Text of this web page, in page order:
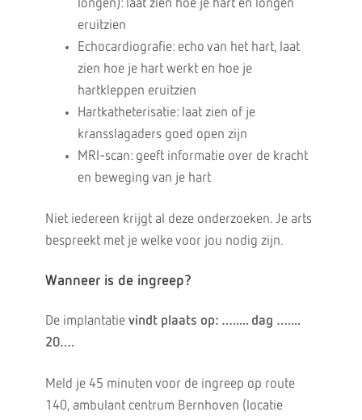
longen): laat zien hoe je hart en longen
eruitzien
Echocardiografie: echo van het hart, laat
zien hoe je hart werkt en hoe je
hartkleppen eruitzien
Hartkatheterisatie: laat zien of je
kransslagaders goed open zijn
MRI-scan: geeft informatie over de kracht
en beweging van je hart
Niet iedereen krijgt al deze onderzoeken. Je arts
bespreekt met je welke voor jou nodig zijn.
Wanneer is de ingreep?
De implantatie vindt plaats op: …..... dag …....
20….
Meld je 45 minuten voor de ingreep op route
140, ambulant centrum Bernhoven (locatie